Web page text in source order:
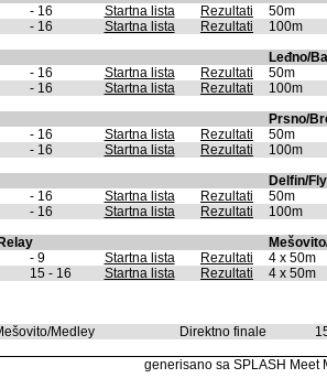
- 16 Startna lista Rezultati
50m
- 16 Startna lista Rezultati
100m
Leđno/
- 16 Startna lista Rezultati
50m
- 16 Startna lista Rezultati
100m
Prsno/
- 16 Startna lista Rezultati
50m
- 16 Startna lista Rezultati
100m
Delfin/Fly
- 16 Startna lista Rezultati
50m
- 16 Startna lista Rezultati
100m
- 9 Startna lista Rezultati
4 x 50m
15 - 16 Startna lista Rezultati 4 x 50m
Medley Direktno finale
generisano sa SPLASH Meet